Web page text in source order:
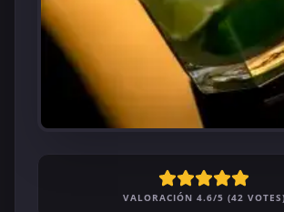
VALORACIÓN 4.6/5 (42 VOTES)